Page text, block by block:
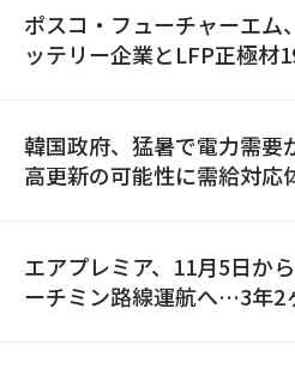
ポスコ・フューチャーエム
ッテリー企業とLFP正極材
韓国政府、猛暑で電力需要
高更新の可能性に需給対応
エアプレミア、11月5日か
ーチミン路線運航へ…3年2